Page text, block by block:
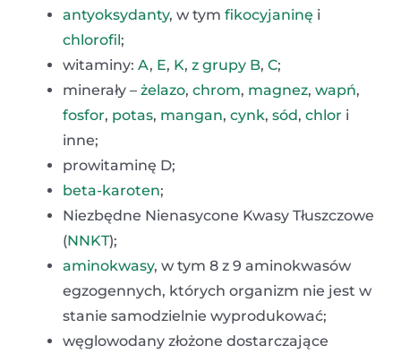
antyoksydanty, w tym fikocyjaninę i
chlorofil;
witaminy: A, E, K, z grupy B, C;
minerały – żelazo, chrom, magnez, wapń,
fosfor, potas, mangan, cynk, sód, chlor i
inne;
prowitaminę D;
beta-karoten;
Niezbędne Nienasycone Kwasy Tłuszczowe
(NNKT);
aminokwasy, w tym 8 z 9 aminokwasów
egzogennych, których organizm nie jest w
stanie samodzielnie wyprodukować;
węglowodany złożone dostarczające